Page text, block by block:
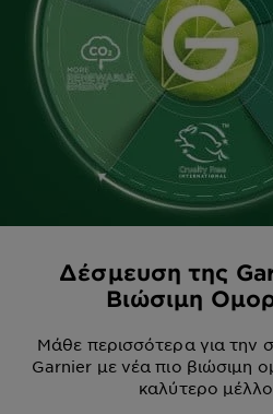
Δέσμευση της
Βιώσιμη
Μάθε περισσότερα για την
Garnier με νέα πιο βιώσιμη
καλύτερο